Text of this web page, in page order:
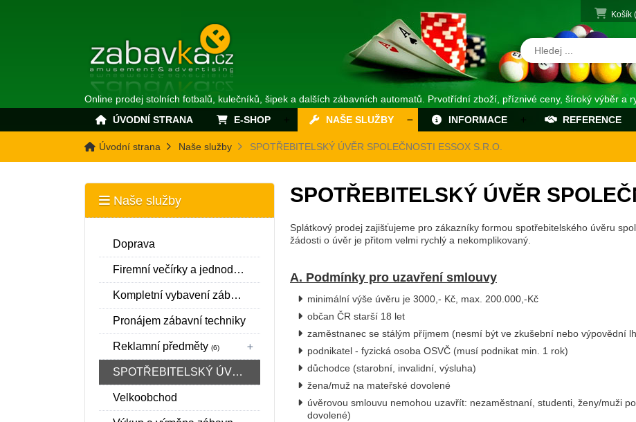
Košík (
Online prodej stolních fotbalů, kulečníků, šipek a dalších zábavních automatů. Prvotřídní zboží, příznivé ceny, šíroký výběr a
ÚVODNÍ STRANA
E-SHOP NAŠE SLUŽBY INFORMACE REFERENCE
Úvodní strana Naše služby SPOTŘEBITELSKÝ ÚVĚR SPOLEČNOSTI ESSOX S.R.O.
Naše služby
Doprava
Firemní večírky a jednodenní pronájmy
Kompletní vybavení zábavních center a realizace interiéru
Pronájem zábavní techniky
Reklamní předměty (6)
SPOTŘEBITELSKÝ ÚVĚR SPOLEČNOSTI ESSOX S.R.O.
Velkoobchod
SPOTŘEBITELSKÝ ÚVĚR
Splátkový prodej zajišťujeme pro zákazníky formou spotřebitelského úvěru
žádosti o úvěr je přitom velmi rychlý a nekomplikovaný.
A. Podmínky pro uzavření smlouvy
minimální výše úvěru je 3000,- Kč, max. 200.000,-Kč
občan ČR starší 18 let
zaměstnanec se stálým příjmem (nesmí být ve zkušební nebo výpovědní
podnikatel - fyzická osoba OSVČ (musí podnikat min. 1 rok)
důchodce (starobní, invalidní, výsluha)
žena/muž na mateřské dovolené
úvěrovou smlouvu nemohou uzavřít: nezaměstnaní, studenti, ženy/muži
dovolené)